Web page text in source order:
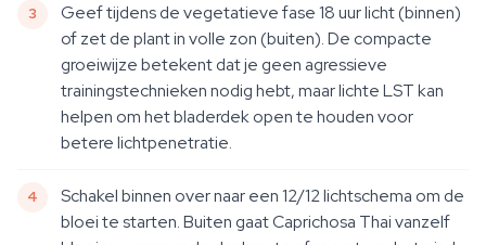
Geef tijdens de vegetatieve fase 18 uur licht (binnen)
of zet de plant in volle zon (buiten). De compacte
groeiwijze betekent dat je geen agressieve
trainingstechnieken nodig hebt, maar lichte LST kan
helpen om het bladerdek open te houden voor
betere lichtpenetratie.
Schakel binnen over naar een 12/12 lichtschema om de
bloei te starten. Buiten gaat Caprichosa Thai vanzelf